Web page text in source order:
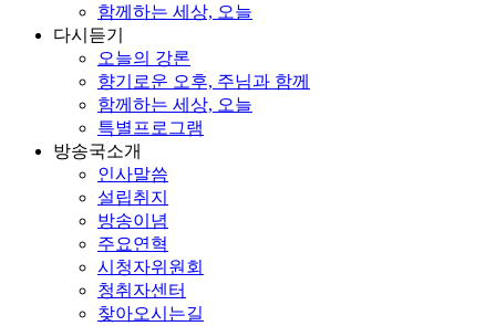
함께하는 세상, 오늘
다시듣기
오늘의 강론
향기로운 오후, 주님과 함께
함께하는 세상, 오늘
특별프로그램
방송국소개
인사말씀
설립취지
방송이념
주요연혁
시청자위원회
청취자센터
찾아오시는길